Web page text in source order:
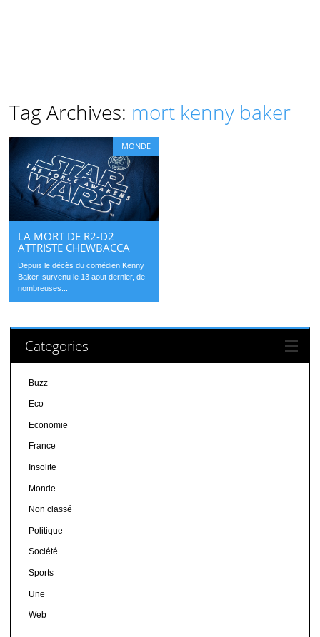
Tag Archives: mort kenny baker
MONDE
LA MORT DE R2-D2
ATTRISTE CHEWBACCA
Depuis le décès du comédien Kenny
Baker, survenu le 13 aout dernier, de
nombreuses...
Categories
Buzz
Eco
Economie
France
Insolite
Monde
Non classé
Politique
Société
Sports
Une
Web